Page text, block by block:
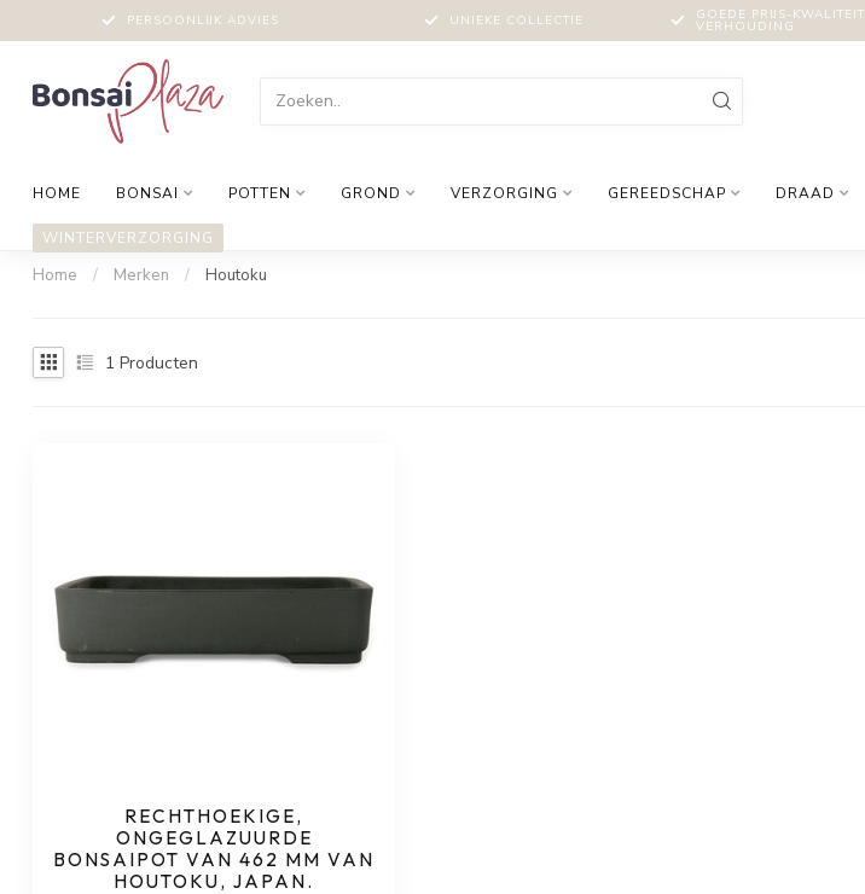
PERSOONLIJK ADVIES UNIEKE COLLECTIE GOEDE PRIJS-KWALITEIT
VERHOUDING
HOME BONSAI POTTEN GROND VERZORGING GEREEDSCHAP DRAAD
WINTERVERZORGING
Home / Merken / Houtoku
1 Producten
RECHTHOEKIGE,
ONGEGLAZUURDE
BONSAIPOT VAN 462 MM VAN
HOUTOKU, JAPAN.